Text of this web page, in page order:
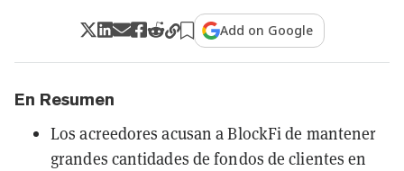
Add on Google
En Resumen
Los acreedores acusan a BlockFi de mantener
grandes cantidades de fondos de clientes en